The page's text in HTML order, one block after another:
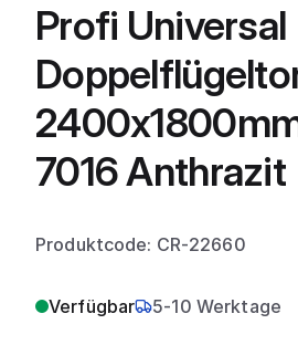
Profi Universal
7016 Anthrazit
Produktcode: CR-22660
Verfügbar 5-10 Werktage